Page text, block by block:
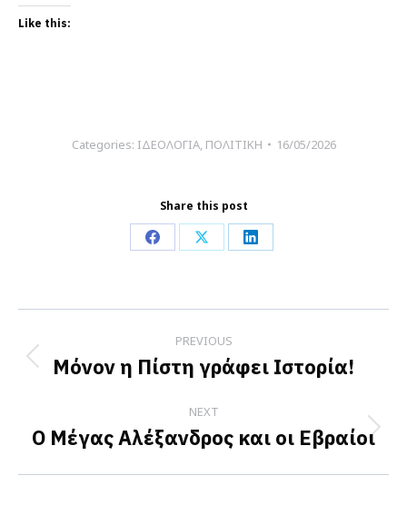
Like this:
Categories: ΙΔΕΟΛΟΓΙΑ, ΠΟΛΙΤΙΚΗ 16/05/2026
Share this post
Share Share Share
navigation
PREVIOUS
Previous
Μόνον η Πίστη γράφει Ιστορία!
NEXT
Next
Ο Μέγας Αλέξανδρος και οι Εβραίοι